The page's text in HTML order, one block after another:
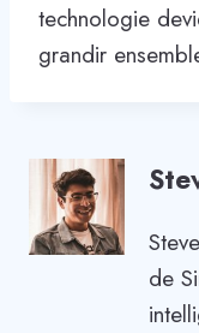
technologie
grandir
de